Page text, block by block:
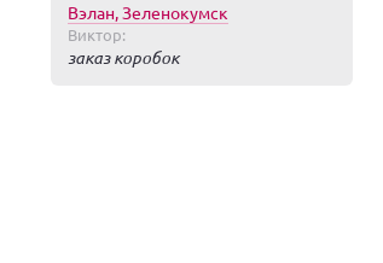
Вэлан, Зеленокумск
Виктор:
заказ коробок